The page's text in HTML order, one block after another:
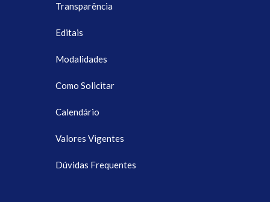
Transparência
Editais
Modalidades
Como Solicitar
Calendário
Valores Vigentes
Dúvidas Frequentes